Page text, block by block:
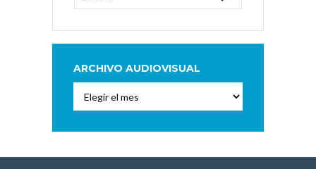
ARCHIVO AUDIOVISUAL
Audiovisual